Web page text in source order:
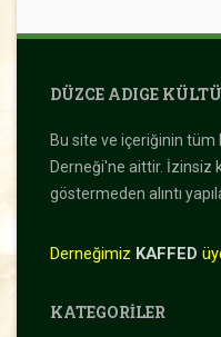
DÜZCE ADIGE
Bu site ve içeriğinin tüm
Derneği'ne aittir. İzinsiz
göstermeden alıntı
Derneğimiz KAFFED
KATEGORILER